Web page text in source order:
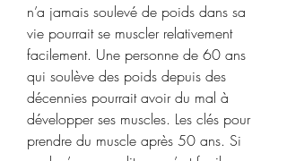
n’a jamais soulevé de poids dans sa
vie pourrait se muscler relativement
facilement. Une personne de 60 ans
qui soulève des poids depuis des
décennies pourrait avoir du mal à
développer ses muscles. Les clés pour
prendre du muscle après 50 ans. Si